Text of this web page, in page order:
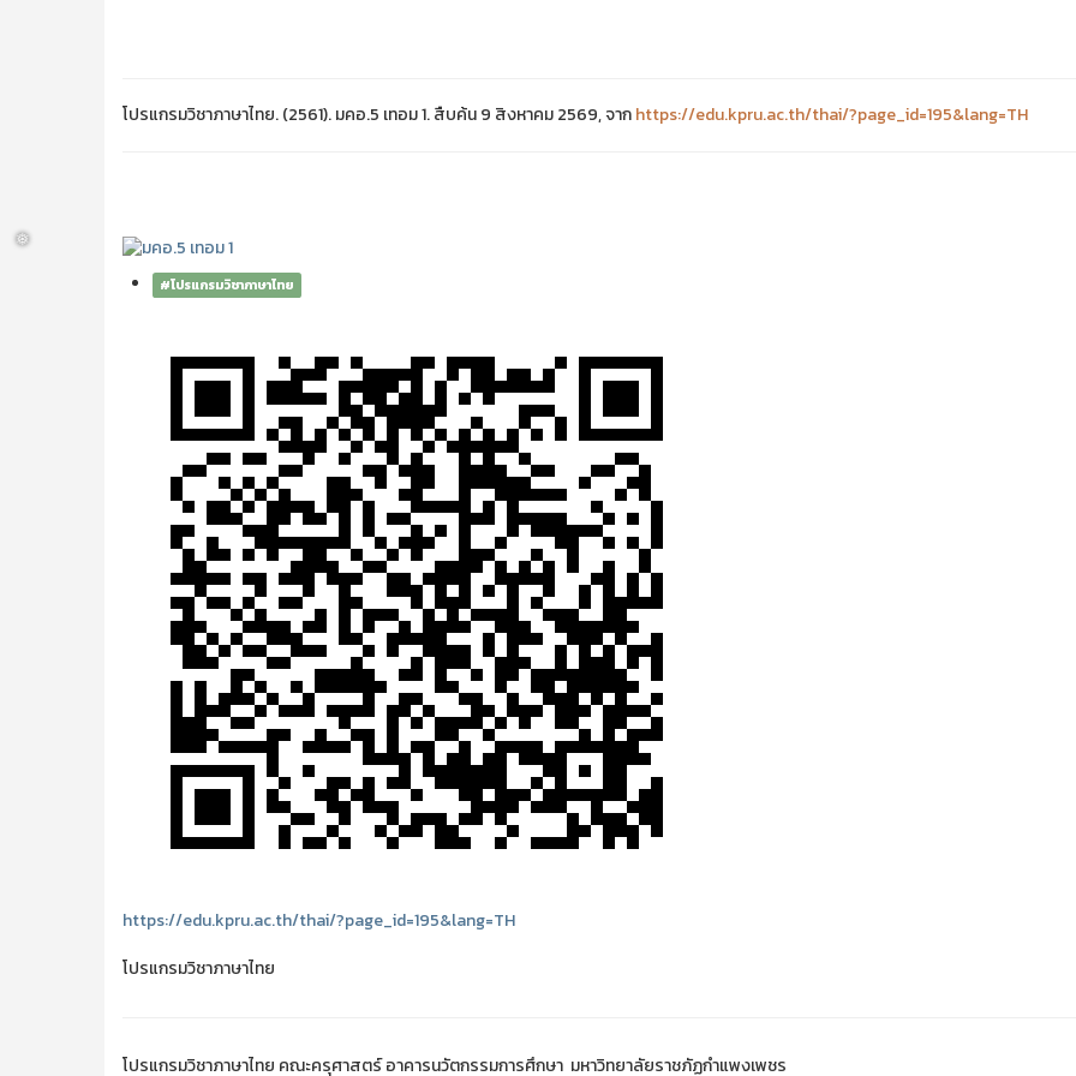
โปรแกรมวิชาภาษาไทย. (2561). มคอ.5 เทอม 1. สืบค้น 9 สิงหาคม 2569, จากhttps://edu.kpru.ac.th/thai/?page_id=195&lang=TH
#โปรแกรมวิชาภาษาไทย
https://edu.kpru.ac.th/thai/?page_id=195&lang=TH
โปรแกรมวิชาภาษาไทย
โปรแกรมวิชาภาษาไทย คณะครุศาสตร์ อาคารนวัตกรรมการศึกษา มหาวิทยาลัยราชภัฏกำแพงเพชร